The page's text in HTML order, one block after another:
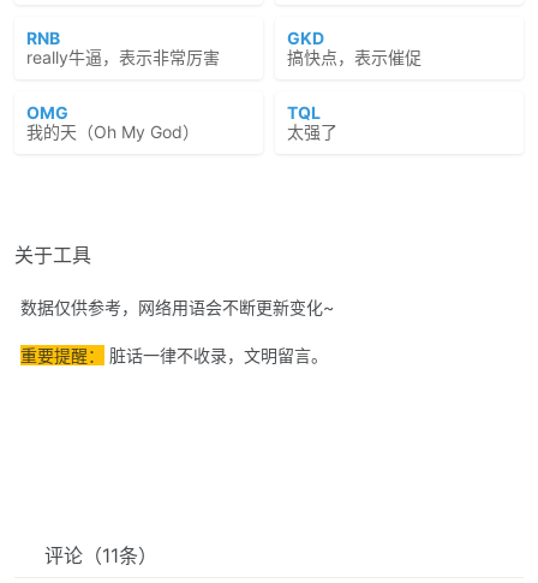
RNB
really牛逼，表示非常厉害
GKD
搞快点，表示催促
OMG
我的天（Oh My God）
TQL
太强了
关于工具
数据仅供参考，网络用语会不断更新变化~
重要提醒： 脏话一律不收录，文明留言。
评论 （11条）